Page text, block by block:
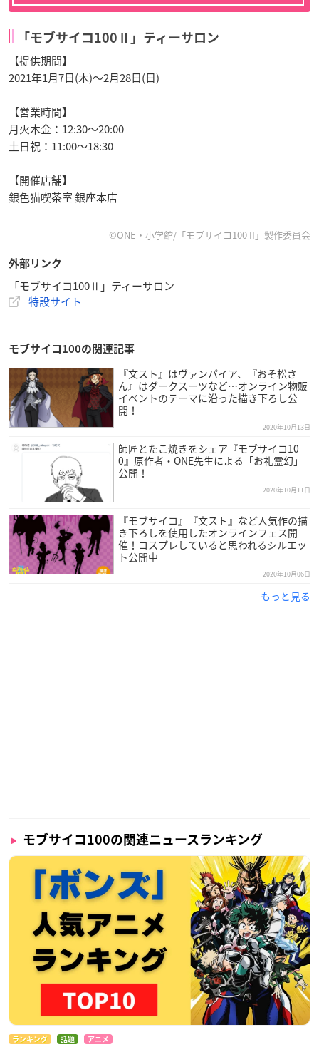
「モブサイコ100Ⅱ」ティーサロン
【提供期間】
2021年1月7日(木)〜2月28日(日)
【営業時間】
月火木金：12:30〜20:00
土日祝：11:00〜18:30
【開催店舗】
銀色猫喫茶室 銀座本店
©ONE・小学館/「モブサイコ100 II」製作委員会
外部リンク
「モブサイコ100Ⅱ」ティーサロン
特設サイト
モブサイコ100の関連記事
『文スト』はヴァンパイア、『おそ松さ
ん』はダークスーツなど…オンライン物販
イベントのテーマに沿った描き下ろし公
開！
2020年10月13日
師匠とたこ焼きをシェア『モブサイコ10
0』原作者・ONE先生による「お礼霊幻」
公開！
2020年10月11日
『モブサイコ』『文スト』など人気作の描
き下ろしを使用したオンラインフェス開
催！コスプレしていると思われるシルエッ
ト公開中
2020年10月06日
もっと見る
モブサイコ100の関連ニュースランキング
ランキング 話題 アニメ